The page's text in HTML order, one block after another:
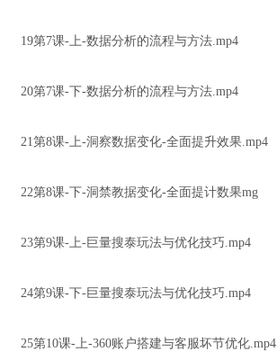
19第7课-上-数据分析的流程与方法.mp4
20第7课-下-数据分析的流程与方法.mp4
21第8课-上-洞察数据变化-全面提升效果.mp4
22第8课-下-洞禁教据变化-全面提计数果mg
23第9课-上-巨量搜泰玩法与优化技巧.mp4
24第9课-下-巨量搜泰玩法与优化技巧.mp4
25第10课-上-360账户搭建与客服坏节优化.mp4